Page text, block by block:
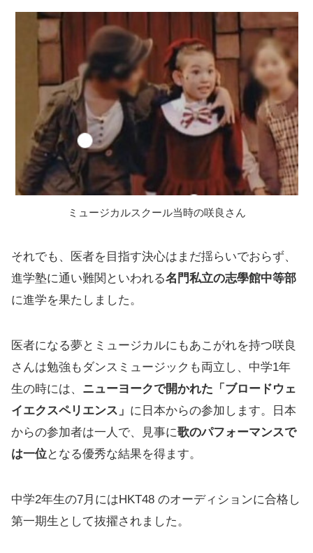
ミュージカルスクール当時の咲良さん
それでも、医者を目指す決心はまだ揺らいでおらず、
進学塾に通い難関といわれる名門私立の志學館中等部
に進学を果たしました。
医者になる夢とミュージカルにもあこがれを持つ咲良
さんは勉強もダンスミュージックも両立し、中学1年
生の時には、 ニューヨークで開かれた「ブロードウェ
イエクスペリエンス」 に日本からの参加します。日本
からの参加者は一人で、見事に歌のパフォーマンスで
は一位となる優秀な結果を得ます。
中学2年生の7月にはHKT48 のオーディションに合格し
第一期生として抜擢されました。